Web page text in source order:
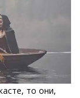
то они,